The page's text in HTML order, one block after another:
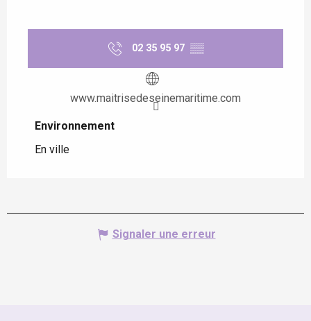
02 35 95 97 ▒▒
www.maitrisedeseinemaritime.com
Environnement
Environnement
En ville
Signaler une erreur